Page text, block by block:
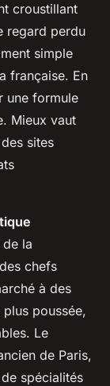
croustillant
regard perdu
simple
française. En
une formule
Mieux vaut
sites
la
chefs
à des
poussée,
Le
de Paris,
spécialités